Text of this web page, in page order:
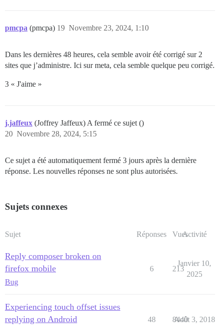
pmcpa (pmcpa) Novembre 23, 2024, 1:10
19
Dans les dernières 48 heures, cela semble avoir été corrigé sur 2
sites que j’administre. Ici sur meta, cela semble quelque peu corrigé.
3 « J'aime »
j.jaffeux (Joffrey Jaffeux) A fermé ce sujet ()
Novembre 28, 2024, 5:15
20
Ce sujet a été automatiquement fermé 3 jours après la dernière
réponse. Les nouvelles réponses ne sont plus autorisées.
Sujets connexes
Sujet Réponses VuesActivité
Reply composer broken on
firefox mobile
Bug
6 213
Janvier 10,
2025
Experiencing touch offset issues
replying on Android
48 8440
Août 3, 2018